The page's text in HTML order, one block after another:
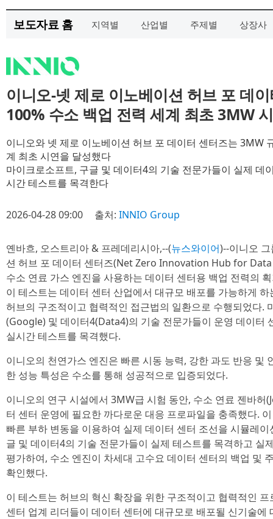
보도자료 홈 지역별 산업별 주제별 상장사
이니오-넷 제로 이노베이션 허브 포 데
100% 수소 백업 전력 세계 최초 3MW
이니오와 넷 제로 이노베이션 허브 포 데이터 센터즈는 3MW
계 최초 시연을 달성했다
마이크로소프트, 구글 및 데이터4의 기술 전문가들이 실제 데
시간 테스트를 목격한다
2026-04-28 09:00 출처: INNIO Group
옌바흐, 오스트리아 & 프레데리시아,--(뉴스와이어)--이니오
션 허브 포 데이터 센터즈(Net Zero Innovation Hub for
수소 연료 가스 엔진을 사용하는 데이터 센터용 백업 전력의
이 테스트는 데이터 센터 산업에서 대규모 배포를 가능하게
허브의 구조적이고 협력적인 접근법의 일환으로 수행되었다
(Google) 및 데이터4(Data4)의 기술 전문가들이 운영 데이터
실시간 테스트를 목격했다.
이니오의 천연가스 엔진은 빠른 시동 능력, 강한 과도 반응 및
한 성능 특성은 수소를 통해 성공적으로 입증되었다.
이니오의 연구 시설에서 3MW급 시험 동안, 수소 연료 젠바허
터 센터 운영에 필요한 까다로운 대응 프로파일을 충족했다.
빠른 부하 변동을 이용하여 실제 데이터 센터 조선을 시뮬레
글 및 데이터4의 기술 전문가들이 실제 테스트를 목격하고 실
평가하여, 수소 엔진이 차세대 고수요 데이터 센터의 백업 및
확인했다.
이 테스트는 허브의 혁신 확장을 위한 구조적이고 협력적인
센터 업계 리더들이 데이터 센터에 대규모로 배포될 신기술